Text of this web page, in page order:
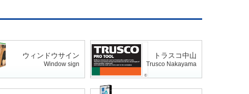
ウィンドウサイン
Window sign
トラスコ中山
Trusco Nakayama